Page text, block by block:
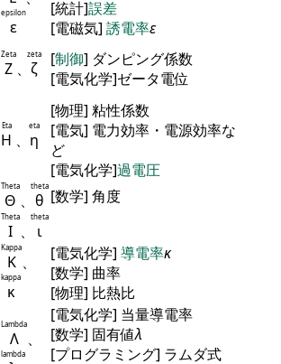
ε
epsilon
[統計]誤差
[電磁気] 誘電率ε
Ζ
Zeta
、 ζ
zeta [制御] ダンピング係数
[電気化学]ゼータ電位
Η
Eta
、 η
eta
[物理] 粘性係数
[電気] 電力効率・電源効率な
ど
[電気化学]過電圧
Θ
Theta
、 θ
theta
[数学] 角度
Ι
Theta
、 ι
theta
Κ
Kappa
、
κ
kappa
[電気化学] 導電率κ
[数学] 曲率
[物理] 比熱比
Λ
Lambda
、
lambda
[電気化学] 当量導電率
[数学] 固有値λ
[プログラミング] ラムダ式